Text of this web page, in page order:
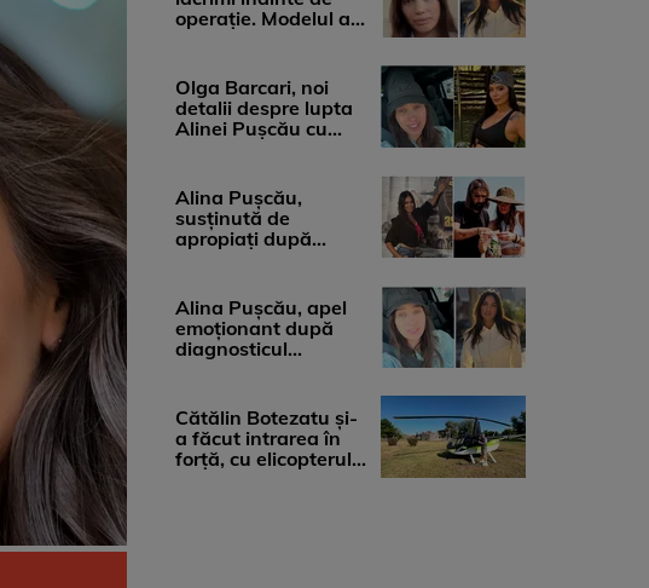
operație. Modelul a
Olga Barcari, noi
detalii despre lupta
Alinei Pușcău cu
Alina Pușcău,
susținută de
apropiați după
medicii, ...
Alina Pușcău, apel
emoționant după
diagnosticul
...
Cătălin Botezatu și-
a făcut intrarea în
forță, cu elicopterul,